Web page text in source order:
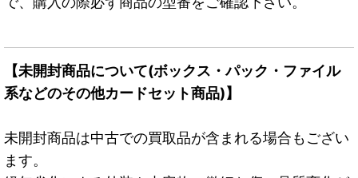
【未開封商品について(ボックス・パック・ファイル
系などのその他カードセット商品)】
未開封商品は中古での買取品が含まれる場合もござい
ます。